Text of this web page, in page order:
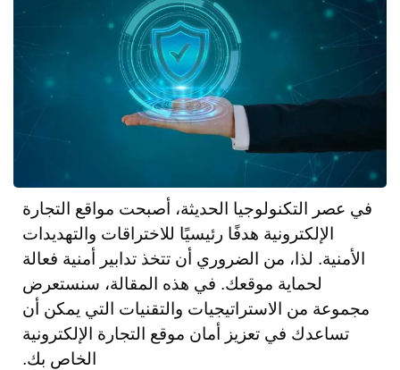
في عصر التكنولوجيا الحديثة، أصبحت مواقع التجارة
الإلكترونية هدفًا رئيسيًا للاختراقات والتهديدات
الأمنية. لذا، من الضروري أن تتخذ تدابير أمنية فعالة
لحماية موقعك. في هذه المقالة، سنستعرض
مجموعة من الاستراتيجيات والتقنيات التي يمكن أن
تساعدك في تعزيز أمان موقع التجارة الإلكترونية
الخاص بك.